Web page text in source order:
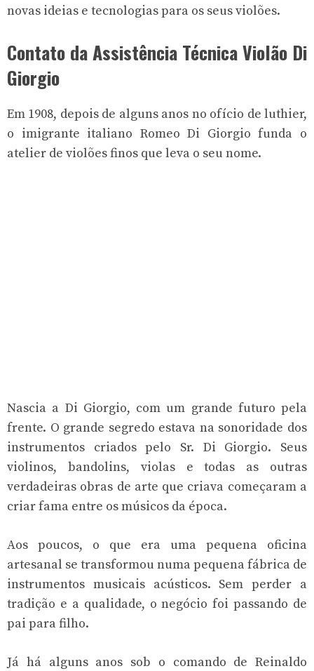
novas ideias e tecnologias para os seus violões.
Contato da Assistência Técnica Violão Di
Giorgio
Em 1908, depois de alguns anos no ofício de luthier,
o imigrante italiano Romeo Di Giorgio funda o
atelier de violões finos que leva o seu nome.
Nascia a Di Giorgio, com um grande futuro pela
frente. O grande segredo estava na sonoridade dos
instrumentos criados pelo Sr. Di Giorgio. Seus
violinos, bandolins, violas e todas as outras
verdadeiras obras de arte que criava começaram a
criar fama entre os músicos da época.
Aos poucos, o que era uma pequena oficina
artesanal se transformou numa pequena fábrica de
instrumentos musicais acústicos. Sem perder a
tradição e a qualidade, o negócio foi passando de
pai para filho.
Já há alguns anos sob o comando de Reinaldo